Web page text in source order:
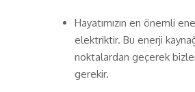
Hayatımızın en önemli
elektriktir. Bu enerji
noktalardan geçerek
gerekir.